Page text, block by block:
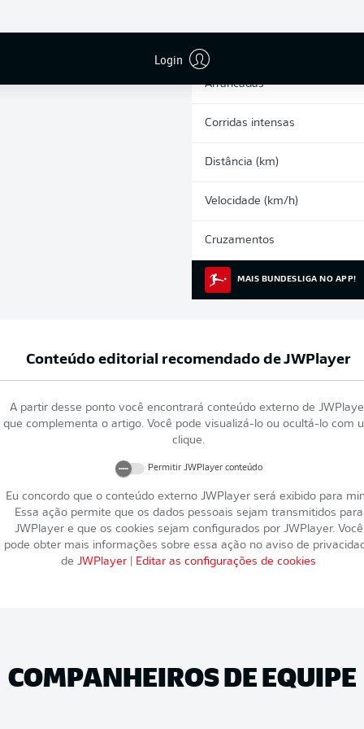
Login
Arrancadas
Corridas intensas
Distância (km)
Velocidade (km/h)
Cruzamentos
MAIS BUNDESLIGA NO APP!
Conteúdo editorial recomendado deJWPlayer
A partir desse ponto você encontrará conteúdo externo de
que complementa o artigo. Você pode visualizá-lo ou ocultá-lo com
clique.
Permitir JWPlayerconteúdo
Eu concordo que o conteúdo externo JWPlayerserá exibido para
Essa ação permite que os dados pessoais sejam transmitidos para
JWPlayere que os cookies sejam configurados por JWPlayer. Você
pode obter mais informações sobre essa ação no aviso de
de JWPlayer Editar as configurações de cookies
COMPANHEIROS DE EQUIPE